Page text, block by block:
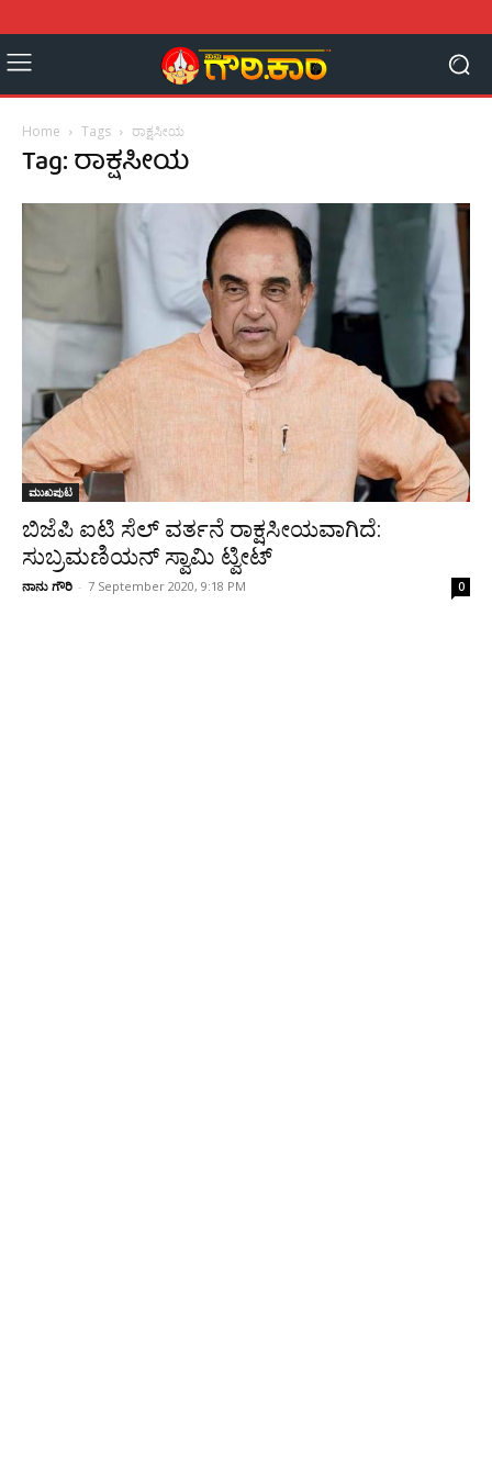
Home Tags ರಾಕ್ಷಸೀಯ
Tag: ರಾಕ್ಷಸೀಯ
ಮುಖಪುಟ
ಬಿಜೆಪಿ ಐಟಿ ಸೆಲ್ ವರ್ತನೆ ರಾಕ್ಷಸೀಯವಾಗಿದೆ:
ಸುಬ್ರಮಣಿಯನ್ ಸ್ವಾಮಿ ಟ್ವೀಟ್
ನಾನು ಗೌರಿ - 7 September 2020, 9:18 PM 0